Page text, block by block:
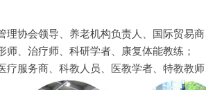
协会领导、养老机构负责人、国际贸易商
、治疗师、科研学者、康复体能教练；
服务商、科教人员、医教学者、特教教